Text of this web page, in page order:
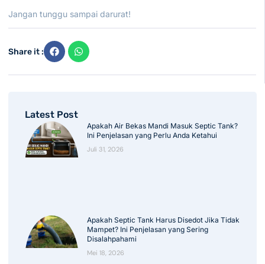
Jangan tunggu sampai darurat!
Share it :
Latest Post
Apakah Air Bekas Mandi Masuk Septic Tank?
Ini Penjelasan yang Perlu Anda Ketahui
Juli 31, 2026
Apakah Septic Tank Harus Disedot Jika Tidak
Mampet? Ini Penjelasan yang Sering
Disalahpahami
Mei 18, 2026